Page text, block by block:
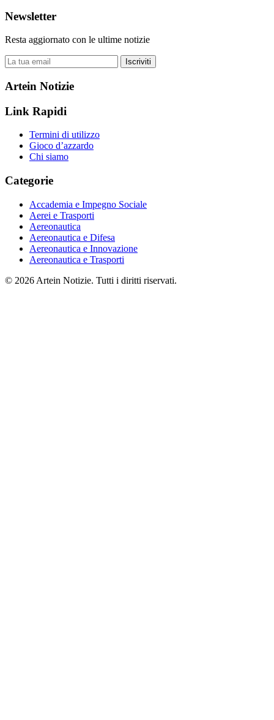
Newsletter
Resta aggiornato con le ultime notizie
Iscriviti
Artein Notizie
Link Rapidi
Termini di utilizzo
Gioco d’azzardo
Chi siamo
Categorie
Accademia e Impegno Sociale
Aerei e Trasporti
Aereonautica
Aereonautica e Difesa
Aereonautica e Innovazione
Aereonautica e Trasporti
© 2026 Artein Notizie. Tutti i diritti riservati.